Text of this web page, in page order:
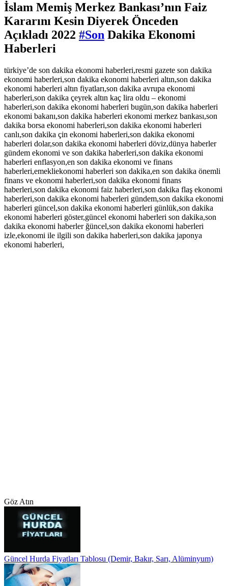
İslam Memiş Merkez Bankası’nın Faiz
Kararını Kesin Diyerek Önceden
Açıkladı 2022 #Son Dakika Ekonomi
Haberleri
türkiye’de son dakika ekonomi haberleri,resmi gazete son dakika
ekonomi haberleri,son dakika ekonomi haberleri altın,son dakika
ekonomi haberleri altın fiyatları,son dakika avrupa ekonomi
haberleri,son dakika çeyrek altın kaç lira oldu – ekonomi
haberleri,son dakika ekonomi haberleri bugün,son dakika haberleri
ekonomi bakanı,son dakika haberleri ekonomi merkez bankası,son
dakika borsa ekonomi haberleri,son dakika ekonomi haberleri
canlı,son dakika çin ekonomi haberleri,son dakika ekonomi
haberleri dolar,son dakika ekonomi haberleri döviz,dünya haberler
gündem ekonomi ve son dakika haberleri,son dakika ekonomi
haberleri enflasyon,en son dakika ekonomi ve finans
haberleri,emekliekonomi haberleri son dakika,en son dakika önemli
finans ve ekonomi haberleri,son dakika ekonomi finans
haberleri,son dakika ekonomi faiz haberleri,son dakika flaş ekonomi
haberleri,son dakika ekonomi haberleri gündem,son dakika ekonomi
haberleri güncel,son dakika ekonomi haberleri günlük,son dakika
ekonomi haberleri göster,güncel ekonomi haberleri son dakika,son
dakika ekonomi haberler ğüncel,son dakika ekonomi haberleri
izle,ekonomi ile ilgili son dakika haberleri,son dakika japonya
ekonomi haberleri,
Göz Atın
Güncel Hurda Fiyatları Tablosu (Demir, Bakır, Sarı, Alüminyum)